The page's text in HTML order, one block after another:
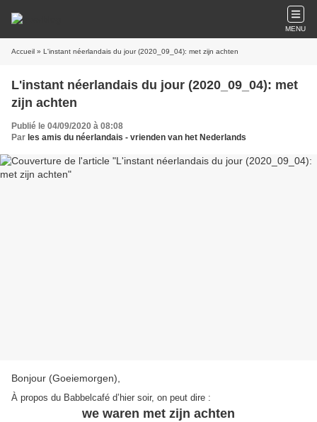
MENU
Accueil » L'instant néerlandais du jour (2020_09_04): met zijn achten
L'instant néerlandais du jour (2020_09_04): met
zijn achten
Publié le 04/09/2020 à 08:08
Par les amis du néerlandais - vrienden van het Nederlands
Bonjour (Goeiemorgen),
À propos du Babbelcafé d’hier soir, on peut dire :
we waren met zijn achten